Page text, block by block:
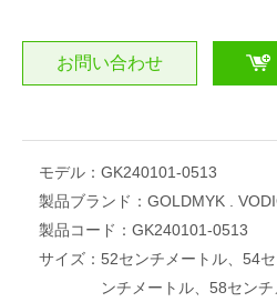
お問い合わせ
モデル： GK240101-0513
製品ブランド： GOLDMYK .
製品コード： GK240101-0513
サイズ： 52センチメートル、54
ンチメートル、58セン